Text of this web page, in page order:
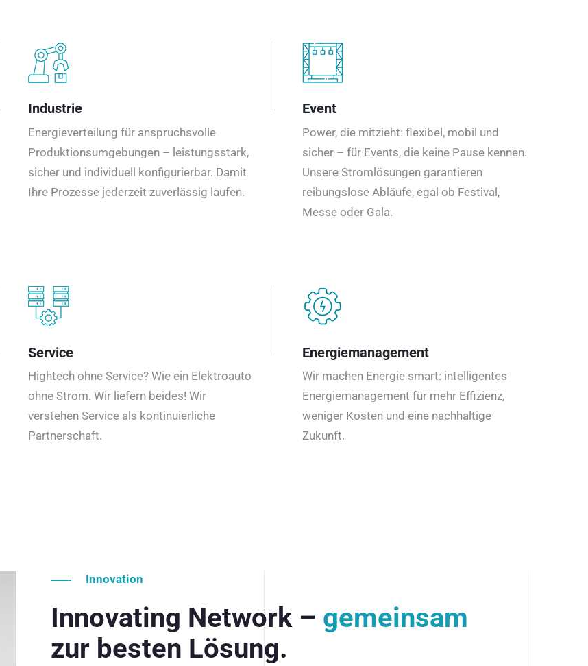
Industrie
Energieverteilung für anspruchsvolle
Produktionsumgebungen – leistungsstark,
sicher und individuell konfigurierbar. Damit
Ihre Prozesse jederzeit zuverlässig laufen.
Event
Power, die mitzieht: flexibel, mobil und
sicher – für Events, die keine Pause kennen.
Unsere Stromlösungen garantieren
reibungslose Abläufe, egal ob Festival,
Messe oder Gala.
Service
Hightech ohne Service? Wie ein Elektroauto
ohne Strom. Wir liefern beides! Wir
verstehen Service als kontinuierliche
Partnerschaft.
Energiemanagement
Wir machen Energie smart: intelligentes
Energiemanagement für mehr Effizienz,
weniger Kosten und eine nachhaltige
Zukunft.
Innovation
Innovating Network – gemeinsam
zur besten Lösung.